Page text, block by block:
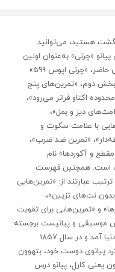
هستید، می‌توانید
«چرنی» به‌عنوان اولین
راهنمای تکنیک پیانو پیدا کنید.کتاب آموزشی حاضر، «چرنی اپوس 599»
دوم، «تمرین‌های پنج
اکتاو فراتر می‌رود»،
دیز و بمل»،
با علامت سکوت و
«تمرین‌ ضد ضرب»،
و آکوردها» نام
است. همچنین فهرست
عبارتند از: «تمرین‌هایی
نت‌های تزیین»،
و «تمرین‌هایی برای تقویت
موسیقی و پیانیست برجسته
اتریشی در سال 1791 میلادی در شهر وین به دنیا آمد و در سال 1857
تا 1803 میلادی شاگرد پیانوی دوست خود، بتهوون
یعنی کارل، پیانو درس